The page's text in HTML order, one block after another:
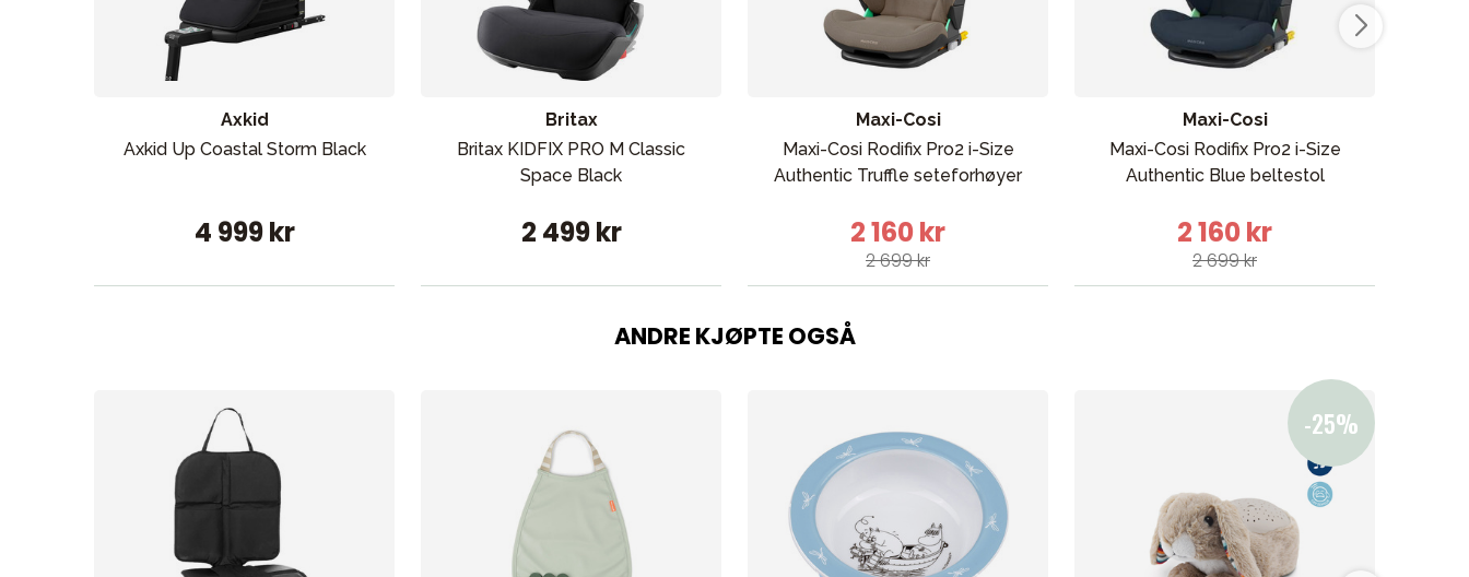
Axkid
Axkid Up Coastal Storm Black
4 999 kr
Britax
Britax KIDFIX PRO M Classic
Space Black
2 499 kr
Maxi-Cosi
Maxi-Cosi Rodifix Pro2 i-Size
Authentic Truffle seteforhøyer
2 160 kr
2 699 kr
Maxi-Cosi
Maxi-Cosi Rodifix Pro2 i-Size
Authentic Blue beltestol
2 160 kr
2 699 kr
ANDRE KJØPTE OGSÅ